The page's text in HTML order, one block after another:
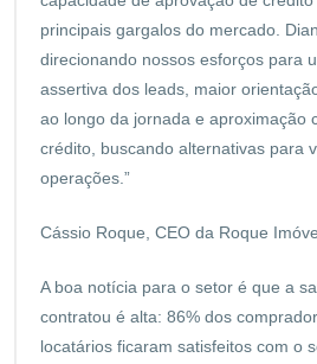
principais gargalos do mercado.
direcionando nossos esforços para
assertiva dos leads, maior
ao longo da jornada e aproximação
crédito, buscando alternativas para
operações.”
Cássio Roque, CEO da Roque
A boa notícia para o setor é que a
contratou é alta: 86% dos
locatários ficaram satisfeitos com o